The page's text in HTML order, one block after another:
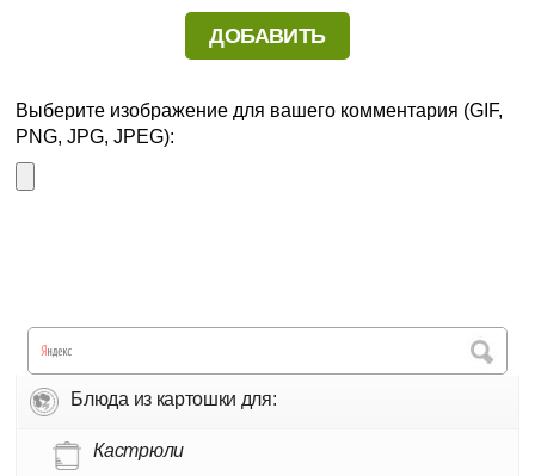
Выберите изображение для вашего комментария (GIF,
PNG, JPG, JPEG):
Блюда из картошки для:
Кастрюли